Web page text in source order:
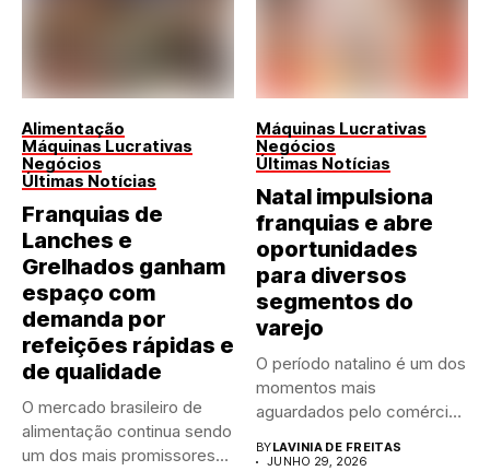
Alimentação
Máquinas Lucrativas
Negócios
Últimas Notícias
Franquias de
Lanches e
Grelhados ganham
espaço com
demanda por
refeições rápidas e
de qualidade
O mercado brasileiro de
alimentação continua sendo
um dos mais promissores
Máquinas Lucrativas
Negócios
Últimas Notícias
Natal impulsiona
franquias e abre
oportunidades
para diversos
segmentos do
varejo
O período natalino é um dos
momentos mais
aguardados pelo comércio
BYLAVINIA DE FREITAS
JUNHO 29, 2026